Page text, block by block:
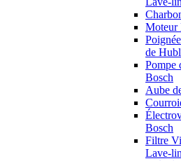
Moteur
de
Pompe
Bosch
Aube
Bosch
Filtre
Lave-